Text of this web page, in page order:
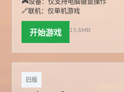
🎮设备：仅支持电脑键鼠操作
🔗联机：仅单机游戏
开始游戏 15.6MB
旧版